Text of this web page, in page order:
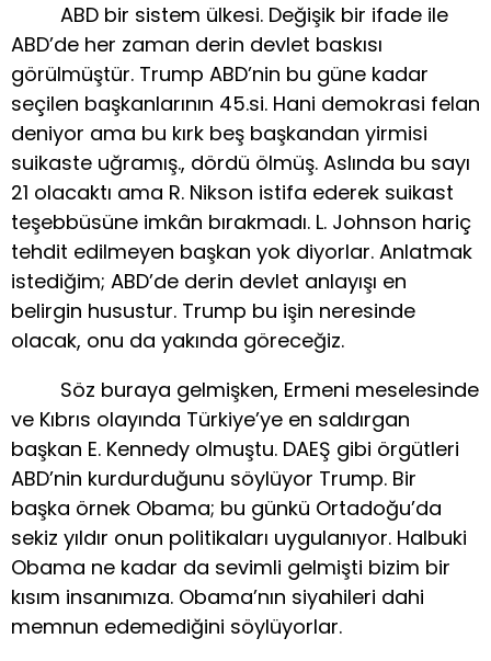
ABD bir sistem ülkesi. Değişik bir ifade ile
ABD’de her zaman derin devlet baskısı
görülmüştür. Trump ABD’nin bu güne kadar
seçilen başkanlarının 45.si. Hani demokrasi felan
deniyor ama bu kırk beş başkandan yirmisi
suikaste uğramış., dördü ölmüş. Aslında bu sayı
21 olacaktı ama R. Nikson istifa ederek suikast
teşebbüsüne imkân bırakmadı. L. Johnson hariç
tehdit edilmeyen başkan yok diyorlar. Anlatmak
istediğim; ABD’de derin devlet anlayışı en
belirgin husustur. Trump bu işin neresinde
olacak, onu da yakında göreceğiz.
Söz buraya gelmişken, Ermeni meselesinde
ve Kıbrıs olayında Türkiye’ye en saldırgan
başkan E. Kennedy olmuştu. DAEŞ gibi örgütleri
ABD’nin kurdurduğunu söylüyor Trump. Bir
başka örnek Obama; bu günkü Ortadoğu’da
sekiz yıldır onun politikaları uygulanıyor. Halbuki
Obama ne kadar da sevimli gelmişti bizim bir
kısım insanımıza. Obama’nın siyahileri dahi
memnun edemediğini söylüyorlar.